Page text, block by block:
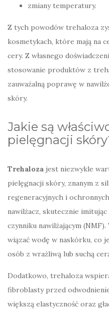
zmiany temperatury.
Z tych powodów trehaloza
kosmetykach, które mają na
cery. Z własnego
stosowanie produktów z
zauważalną poprawę w
skóry.
Jakie są
pielęgnacji
Trehaloza jest niezwykle
pielęgnacji skóry, znanym z
regeneracyjnych i
nawilżacz, skutecznie
czynniku nawilżającym
wiązać wodę w naskórku, co
osób z wrażliwą lub suchą
Dodatkowo, trehaloza
fibroblasty przed
większą elastyczność oraz